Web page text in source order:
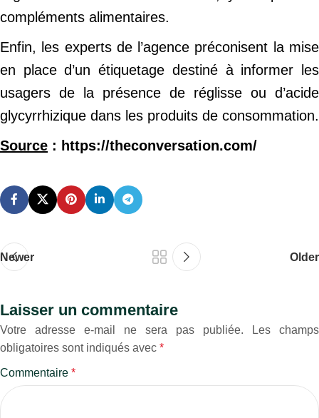
compléments alimentaires.
Enfin, les experts de l’agence préconisent la mise
en place d’un étiquetage destiné à informer les
usagers de la présence de réglisse ou d’acide
glycyrrhizique dans les produits de consommation.
Source : https://theconversation.com/
Newer Older
Laisser un commentaire
Votre adresse e-mail ne sera pas publiée.
Les champs
obligatoires sont indiqués avec *
Commentaire *